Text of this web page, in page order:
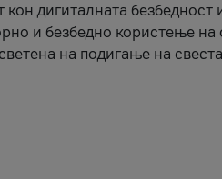
дигиталната безбедност
и безбедно користење
на подигање на